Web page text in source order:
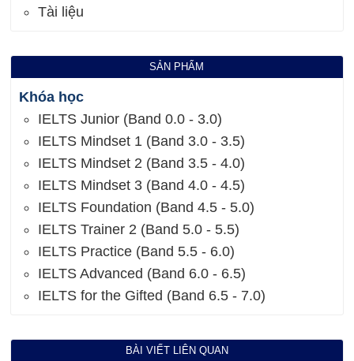
Tài liệu
SẢN PHẨM
Khóa học
IELTS Junior (Band 0.0 - 3.0)
IELTS Mindset 1 (Band 3.0 - 3.5)
IELTS Mindset 2 (Band 3.5 - 4.0)
IELTS Mindset 3 (Band 4.0 - 4.5)
IELTS Foundation (Band 4.5 - 5.0)
IELTS Trainer 2 (Band 5.0 - 5.5)
IELTS Practice (Band 5.5 - 6.0)
IELTS Advanced (Band 6.0 - 6.5)
IELTS for the Gifted (Band 6.5 - 7.0)
BÀI VIẾT LIÊN QUAN